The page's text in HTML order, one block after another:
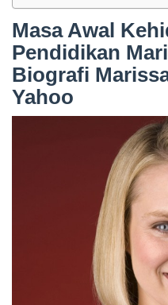
Masa Awal
Pendidikan
Biografi
Yahoo